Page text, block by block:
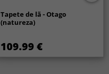
Tapete de lã - Otago
(natureza)
109.99 €